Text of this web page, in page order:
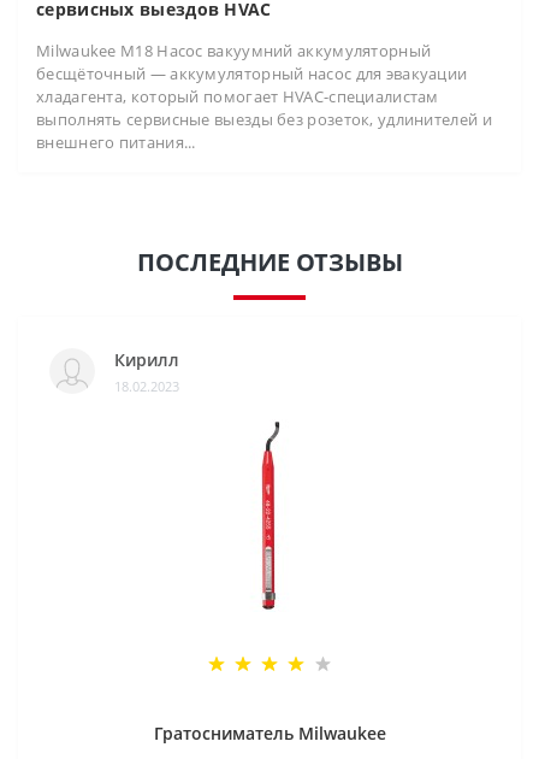
сервисных выездов HVAC
Milwaukee M18 Насос вакуумний аккумуляторный
бесщёточный — аккумуляторный насос для эвакуации
хладагента, который помогает HVAC-специалистам
выполнять сервисные выезды без розеток, удлинителей и
внешнего питания...
ПОСЛЕДНИЕ ОТЗЫВЫ
Кирилл
18.02.2023
Гратосниматель Milwaukee